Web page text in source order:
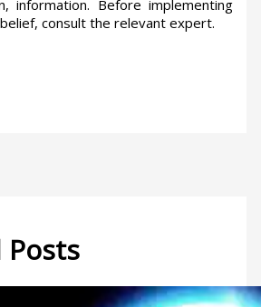
information. Before implementing
consult the relevant expert.
Posts